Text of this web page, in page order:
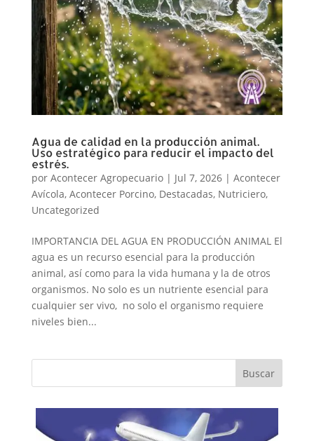
Agua de calidad en la producción animal.
Uso estratégico para reducir el impacto del
estrés.
por Acontecer Agropecuario| Jul 7, 2026| Acontecer
Avícola, Acontecer Porcino, Destacadas, Nutriciero,
Uncategorized
IMPORTANCIA DEL AGUA EN PRODUCCIÓN ANIMAL El
agua es un recurso esencial para la producción
animal, así como para la vida humana y la de otros
organismos. No solo es un nutriente esencial para
cualquier ser vivo, no solo el organismo requiere
niveles bien...
Buscar